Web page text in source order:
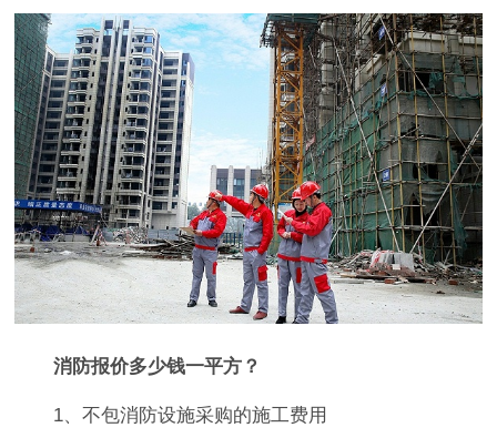
消防报价多少钱一平方？
1、不包消防设施采购的施工费用